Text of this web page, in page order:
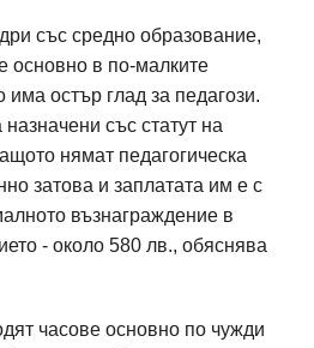
със средно образование,
основно в по-малките
има остър глад за педагози.
със статут на
нямат педагогическа
затова и заплатата им е с
възнаграждение в
- около 580 лв., обяснява
часове основно по чужди